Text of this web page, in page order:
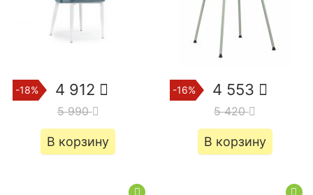
-18% 4 912
5 990
В корзину
-16% 4 553
5 420
В корзину